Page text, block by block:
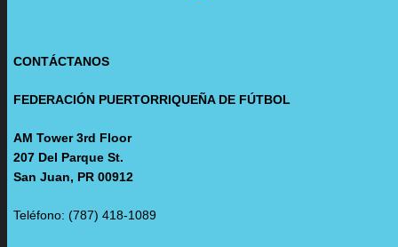
CONTÁCTANOS
FEDERACIÓN PUERTORRIQUEÑA DE FÚTBOL
AM Tower 3rd Floor
207 Del Parque St.
San Juan, PR 00912
Teléfono: (787) 418-1089